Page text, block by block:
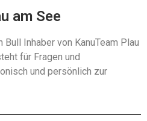
am See
Inhaber von KanuTeam Plau
für Fragen und
und persönlich zur